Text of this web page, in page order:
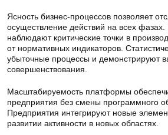
Ясность бизнес-процессов позволяет
осуществление действий на всех
наблюдают критические точки в
от нормативных индикаторов.
убыточные процессы и демонстрируют
совершенствования.
Масштабируемость платформы
предприятия без смены программного
Предприятия интегрируют новые
развитии активности в новых областях.